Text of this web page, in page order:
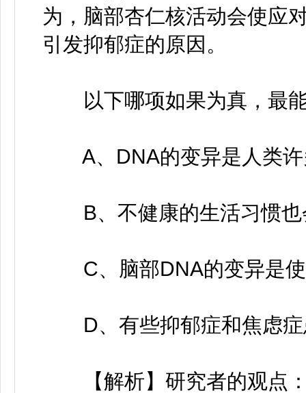
为，脑部杏仁核活动会使应
引发抑郁症的原因。
以下哪项如果为真，最能
A、DNA的变异是人类许
B、不健康的生活习惯也
C、脑部DNA的变异是使
D、有些抑郁症和焦虑症
【解析】研究者的观点：